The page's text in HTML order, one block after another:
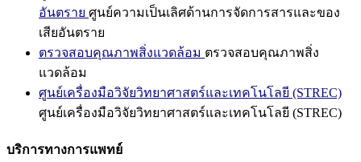
อันตราย ศูนย์ความเป็นเลิศด้านการจัดการสารและของ
เสียอันตราย
ตรวจสอบคุณภาพสิ่งแวดล้อม ตรวจสอบคุณภาพสิ่ง
แวดล้อม
ศูนย์เครื่องมือวิจัยวิทยาศาสตร์และเทคโนโลยี (STREC)
ศูนย์เครื่องมือวิจัยวิทยาศาสตร์และเทคโนโลยี (STREC)
บริการทางการแพทย์